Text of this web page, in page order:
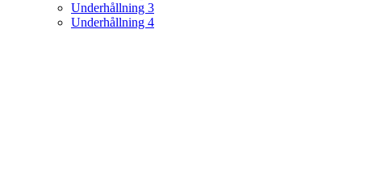
Underhållning 3
Underhållning 4